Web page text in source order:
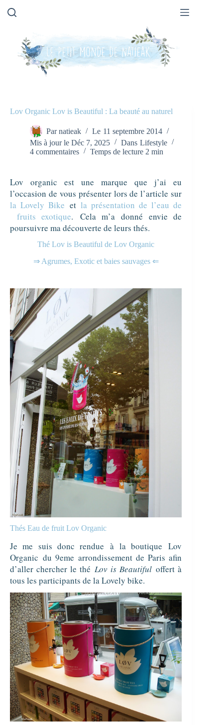
Lov Organic Lov is Beautiful : La beauté au naturel
Par natieak Le 11 septembre 2014
Mis à jour le Déc 7, 2025 Dans Lifestyle
4 commentaires
Temps de lecture 2 min
Lov organic est une marque que j’ai eu
l’occasion de vous présenter lors de l’article sur
la Lovely Bike et la présentation de l’eau de
fruits exotique. Cela m’a donné envie de
poursuivre ma découverte de leurs thés.
Thé Lov is Beautiful de Lov Organic
⇒ Agrumes, Exotic et baies sauvages ⇐
Thés Eau de fruit Lov Organic
Je me suis donc rendueà la boutique Lov
Organic du 9eme arrondissement de Paris afin
d’aller chercher le théLov is Beautiful offert à
tous les participants de la Lovely bike.